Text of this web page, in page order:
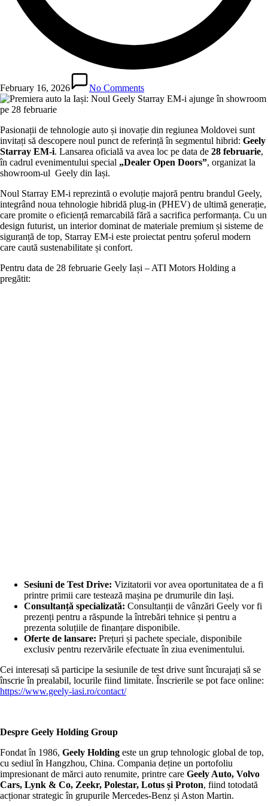
February 16, 2026 No Comments
Pasionații de tehnologie auto și inovație din regiunea Moldovei sunt
invitați să descopere noul punct de referință în segmentul hibrid: Geely
Starray EM-i. Lansarea oficială va avea loc pe data de 28 februarie,
în cadrul evenimentului special „Dealer Open Doors”, organizat la
showroom-ul Geely din Iași.
Noul Starray EM-i reprezintă o evoluție majoră pentru brandul Geely,
integrând noua tehnologie hibridă plug-in (PHEV) de ultimă generație,
care promite o eficiență remarcabilă fără a sacrifica performanța. Cu un
design futurist, un interior dominat de materiale premium și sisteme de
siguranță de top, Starray EM-i este proiectat pentru șoferul modern
care caută sustenabilitate și confort.
Pentru data de 28 februarie Geely Iași – ATI Motors Holding a
pregătit:
Sesiuni de Test Drive: Vizitatorii vor avea oportunitatea de a fi
printre primii care testează mașina pe drumurile din Iași.
Consultanță specializată: Consultanții de vânzări Geely vor fi
prezenți pentru a răspunde la întrebări tehnice și pentru a
prezenta soluțiile de finanțare disponibile.
Oferte de lansare: Prețuri și pachete speciale, disponibile
exclusiv pentru rezervările efectuate în ziua evenimentului.
Cei interesați să participe la sesiunile de test drive sunt încurajați să se
înscrie în prealabil, locurile fiind limitate. Înscrierile se pot face online:
https://www.geely-iasi.ro/contact/
Despre Geely Holding Group
Fondat în 1986, Geely Holding este un grup tehnologic global de top,
cu sediul în Hangzhou, China. Compania deține un portofoliu
impresionant de mărci auto renumite, printre care Geely Auto, Volvo
Cars, Lynk & Co, Zeekr, Polestar, Lotus și Proton, fiind totodată
acționar strategic în grupurile Mercedes-Benz și Aston Martin.